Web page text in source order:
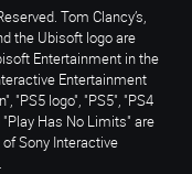
Tom Clancy’s,
the Ubisoft logo are
Entertainment in the
Entertainment
"PS5 logo", "PS5", "PS4
"Play Has No Limits" are
Sony Interactive